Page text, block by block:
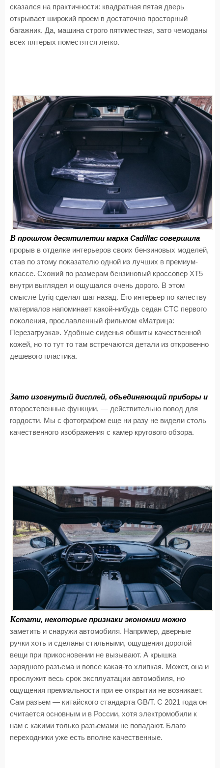
сказался на практичности: квадратная пятая дверь
открывает широкий проем в достаточно просторный
багажник. Да, машина строго пятиместная, зато чемоданы
всех пятерых поместятся легко.
В прошлом десятилетии марка Cadillac совершила
прорыв в отделке интерьеров своих бензиновых моделей,
став по этому показателю одной из лучших в премиум-
классе. Схожий по размерам бензиновый кроссовер XT5
внутри выглядел и ощущался очень дорого. В этом
смысле Lyriq сделал шаг назад. Его интерьер по качеству
материалов напоминает какой-нибудь седан CTC первого
поколения, прославленный фильмом «Матрица:
Перезагрузка». Удобные сиденья обшиты качественной
кожей, но то тут то там встречаются детали из откровенно
дешевого пластика.
Зато изогнутый дисплей, объединяющий приборы и
второстепенные функции, — действительно повод для
гордости. Мы с фотографом еще ни разу не видели столь
качественного изображения с камер кругового обзора.
Кстати, некоторые признаки экономии можно
заметить и снаружи автомобиля. Например, дверные
ручки хоть и сделаны стильными, ощущения дорогой
вещи при прикосновении не вызывают. А крышка
зарядного разъема и вовсе какая-то хлипкая. Может, она и
прослужит весь срок эксплуатации автомобиля, но
ощущения премиальности при ее открытии не возникает.
Сам разъем — китайского стандарта GB/T. С 2021 года он
считается основным и в России, хотя электромобили к
нам с какими только разъемами не попадают. Благо
переходники уже есть вполне качественные.